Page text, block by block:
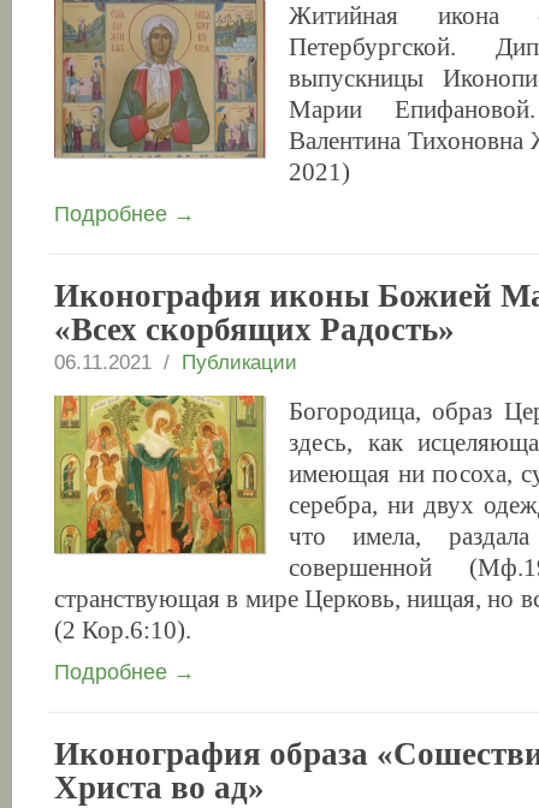
Житийная икона
Петербургской.
выпускницы
Марии Епифановой.
Валентина
2021)
Подробнее →
Иконография иконы Божией
«Всех скорбящих Радость»
06.11.2021 / Публикации
Богородица, образ
здесь, как
имеющая ни посоха,
серебра, ни двух
что имела,
совершенной
странствующая в мире Церковь, нищая, но
(2 Кор.6:10).
Подробнее →
Иконография образа
Христа во ад»